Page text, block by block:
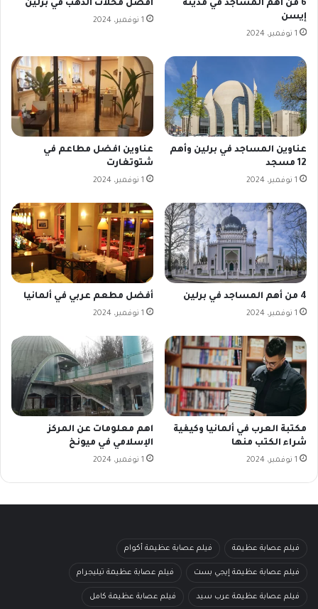
6 من أهم المساجد في مدينة
إيسن
1 نوفمبر، 2024
أفضل محلات الذهب في برلين
1 نوفمبر، 2024
عناوين المساجد في برلين وأهم
12 مسجد
1 نوفمبر، 2024
عناوين افضل مطاعم في
شتوتغارت
1 نوفمبر، 2024
4 من أهم المساجد في برلين
1 نوفمبر، 2024
أفضل مطعم عربي في ألمانيا
1 نوفمبر، 2024
مكتبة العرب في ألمانيا وكيفية
شراء الكتب منها
1 نوفمبر، 2024
اهم معلومات عن المركز
الإسلامي في ميونخ
1 نوفمبر، 2024
فيلم عصابة عظيمة فيلم عصابة عظيمة أكوام
فيلم عصابة عظيمة إيجي بست فيلم عصابة عظيمة تيليجرام
فيلم عصابة عظيمة عرب سيد فيلم عصابة عظيمة كامل